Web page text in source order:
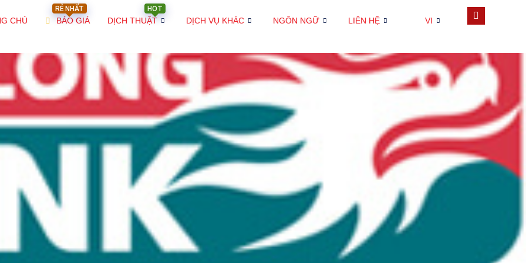
CHỦ
RẺ NHẤT
BÁO GIÁ
HOT
DỊCH THUẬT DỊCH VỤ KHÁC NGÔN NGỮ LIÊN HỆ VI